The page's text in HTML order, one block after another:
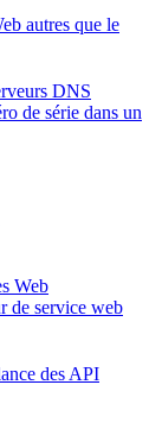
autres que le
DNS
de série dans un
Web
de service web
des API